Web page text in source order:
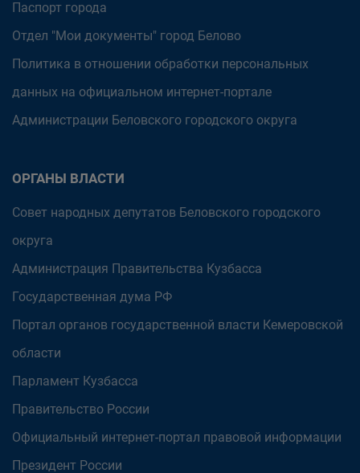
Паспорт города
Отдел "Мои документы" город Белово
Политика в отношении обработки персональных
данных на официальном интернет-портале
Администрации Беловского городского округа
ОРГАНЫ ВЛАСТИ
Совет народных депутатов Беловского городского
округа
Администрация Правительства Кузбасса
Государственная дума РФ
Портал органов государственной власти Кемеровской
области
Парламент Кузбасса
Правительство России
Официальный интернет-портал правовой информации
Президент России